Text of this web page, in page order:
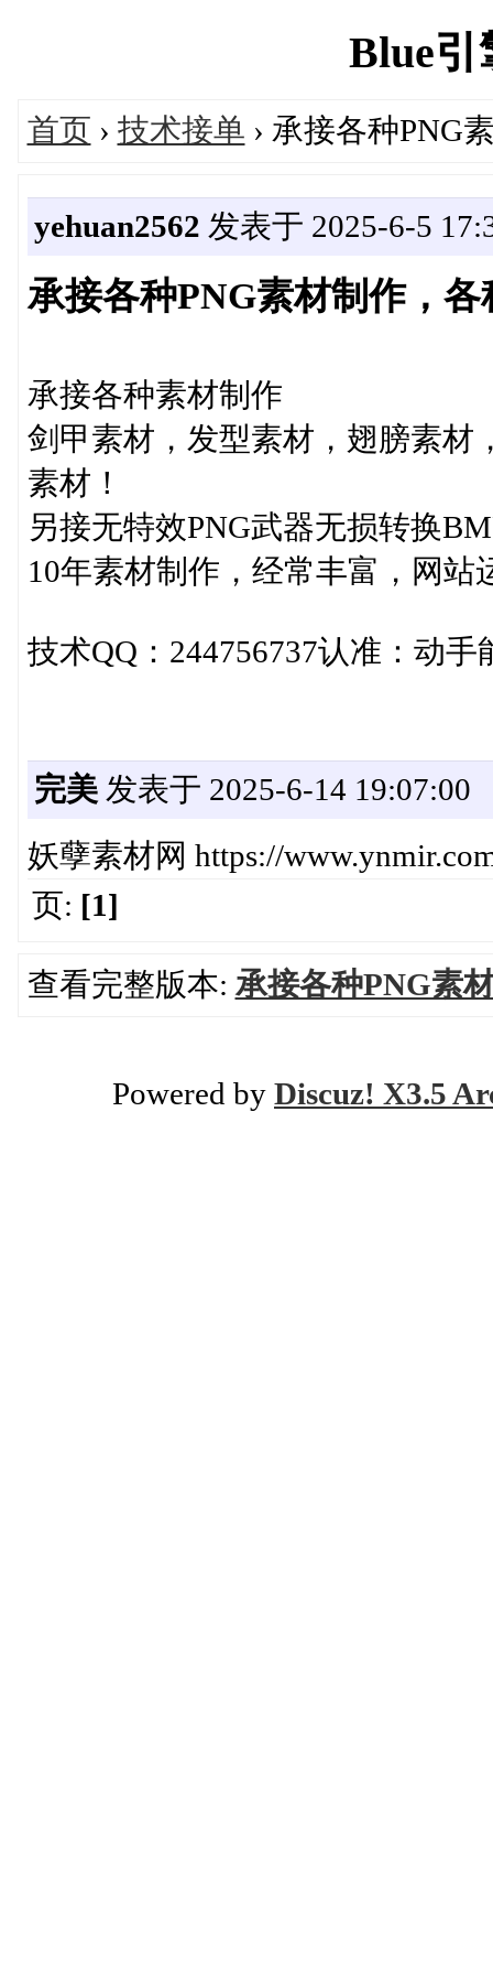
Blue
首页 › 技术接单 › 承接各种PNG
yehuan2562 发表于 2025-6-5
承接各种PNG素材制作，
承接各种素材制作
剑甲素材，发型素材，翅膀素材
素材！
另接无特效PNG武器无损转换
10年素材制作，经常丰富，网站
技术QQ：244756737认准：动
完美发表于 2025-6-14 19:07:00
妖孽素材网 https://
页: [1]
查看完整版本: 承接各种PNG素
Powered by Discuz! X3.5